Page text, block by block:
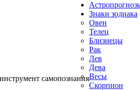
самопознания
Знаки зодиака
Овен
Телец
Близнецы
Рак
Лев
Дева
Весы
Скорпион